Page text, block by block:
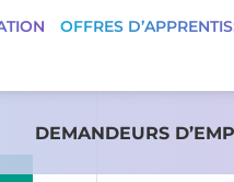
OFFRES
DEMANDEURS